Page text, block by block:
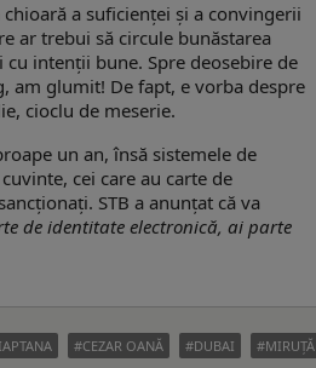
a suficienței și a convingerii
ar trebui să circule bunăstarea
intenții bune. Spre deosebire de
am glumit! De fapt, e vorba despre
cioclu de meserie.
un an, însă sistemele de
cei care au carte de
STB a anunțat că va
de identitate electronică, ai parte
CEZAR OANĂ DUBAI MIRUŢĂ